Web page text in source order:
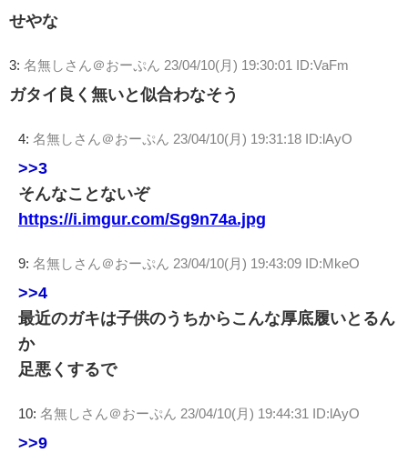
せやな
3: 名無しさん＠おーぷん 23/04/10(月) 19:30:01 ID:VaFm
ガタイ良く無いと似合わなそう
4: 名無しさん＠おーぷん 23/04/10(月) 19:31:18 ID:lAyO
>>3
そんなことないぞ
https://i.imgur.com/Sg9n74a.jpg
9: 名無しさん＠おーぷん 23/04/10(月) 19:43:09 ID:MkeO
>>4
最近のガキは子供のうちからこんな厚底履いとるん
か
足悪くするで
10: 名無しさん＠おーぷん 23/04/10(月) 19:44:31 ID:lAyO
>>9